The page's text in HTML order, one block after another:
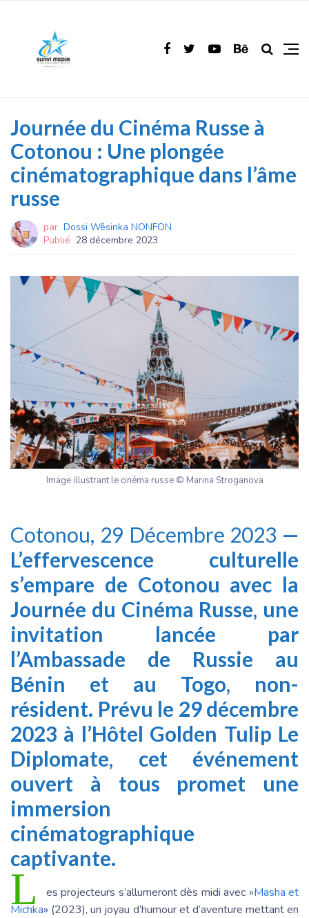
Journée du Cinéma Russe à
Cotonou : Une plongée
cinématographique dans l’âme
russe
par Dossi Wêsinka NONFON
Publié 28 décembre 2023
Image illustrant le cinéma russe © Marina Stroganova
Cotonou, 29 Décembre 2023 —
L’effervescence culturelle
s’empare de Cotonou avec la
Journée du Cinéma Russe, une
invitation lancée par
l’Ambassade de Russie au
Bénin et au Togo, non-
résident. Prévu le 29 décembre
2023 à l’Hôtel Golden Tulip Le
Diplomate, cet événement
ouvert à tous promet une
immersion
cinématographique
captivante.
L es projecteurs s’allumeront dès midi avec «Masha et
Michka» (2023), un joyau d’humour et d’aventure mettant en